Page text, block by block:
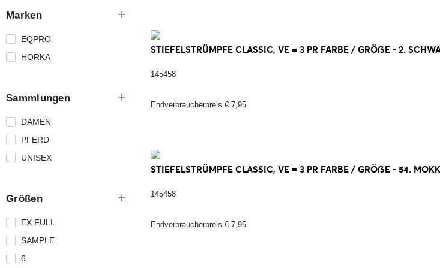
Marken
EQPRO
HORKA
Sammlungen
DAMEN
PFERD
UNISEX
Größen
EX FULL
SAMPLE
6
STIEFELSTRÜMPFE CLASSIC, VE = 3 PR FARBE / GRÖßE - 2.
145458
Endverbraucherpreis € 7,95
STIEFELSTRÜMPFE CLASSIC, VE = 3 PR FARBE / GRÖßE - 54.
145458
Endverbraucherpreis € 7,95